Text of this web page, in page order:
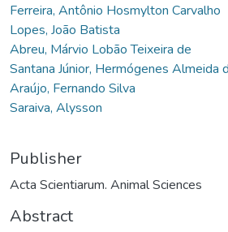
Ferreira, Antônio Hosmylton Carvalho
Lopes, João Batista
Abreu, Márvio Lobão Teixeira de
Santana Júnior, Hermógenes Almeida
Araújo, Fernando Silva
Saraiva, Alysson
Publisher
Acta Scientiarum. Animal Sciences
Abstract